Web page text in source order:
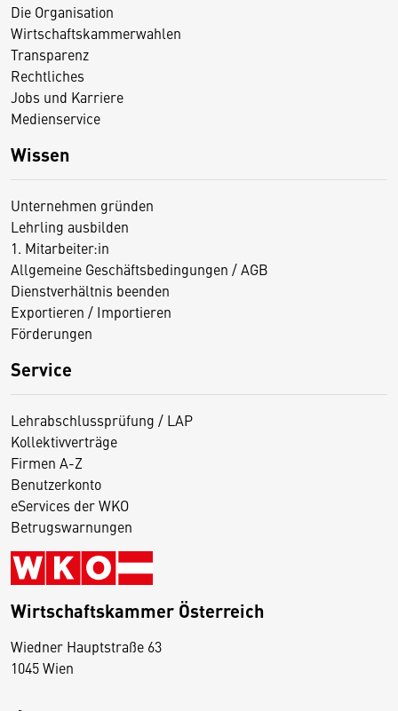
Die Organisation
Wirtschaftskammerwahlen
Transparenz
Rechtliches
Jobs und Karriere
Medienservice
Wissen
Unternehmen gründen
Lehrling ausbilden
1. Mitarbeiter:in
Allgemeine Geschäftsbedingungen / AGB
Dienstverhältnis beenden
Exportieren / Importieren
Förderungen
Service
Lehrabschlussprüfung / LAP
Kollektivverträge
Firmen A-Z
Benutzerkonto
eServices der WKO
Betrugswarnungen
Wirtschaftskammer Österreich
Wiedner Hauptstraße 63
1045 Wien
D